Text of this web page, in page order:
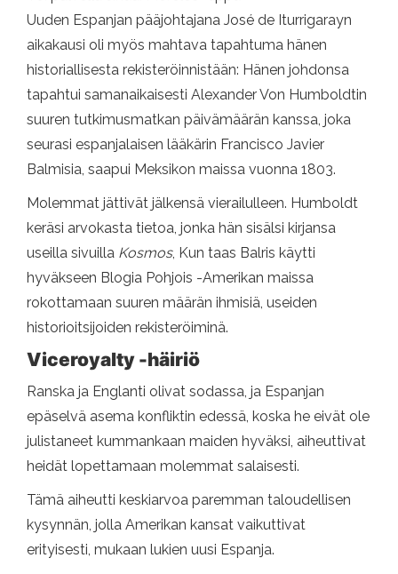
Uuden Espanjan pääjohtajana José de Iturrigarayn
aikakausi oli myös mahtava tapahtuma hänen
historiallisesta rekisteröinnistään: Hänen johdonsa
tapahtui samanaikaisesti Alexander Von Humboldtin
suuren tutkimusmatkan päivämäärän kanssa, joka
seurasi espanjalaisen lääkärin Francisco Javier
Balmisia, saapui Meksikon maissa vuonna 1803.
Molemmat jättivät jälkensä vierailulleen. Humboldt
keräsi arvokasta tietoa, jonka hän sisälsi kirjansa
useilla sivuilla Kosmos, Kun taas Balris käytti
hyväkseen Blogia Pohjois -Amerikan maissa
rokottamaan suuren määrän ihmisiä, useiden
historioitsijoiden rekisteröiminä.
Viceroyalty -häiriö
Ranska ja Englanti olivat sodassa, ja Espanjan
epäselvä asema konfliktin edessä, koska he eivät ole
julistaneet kummankaan maiden hyväksi, aiheuttivat
heidät lopettamaan molemmat salaisesti.
Tämä aiheutti keskiarvoa paremman taloudellisen
kysynnän, jolla Amerikan kansat vaikuttivat
erityisesti, mukaan lukien uusi Espanja.